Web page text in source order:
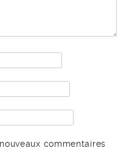
commentaires